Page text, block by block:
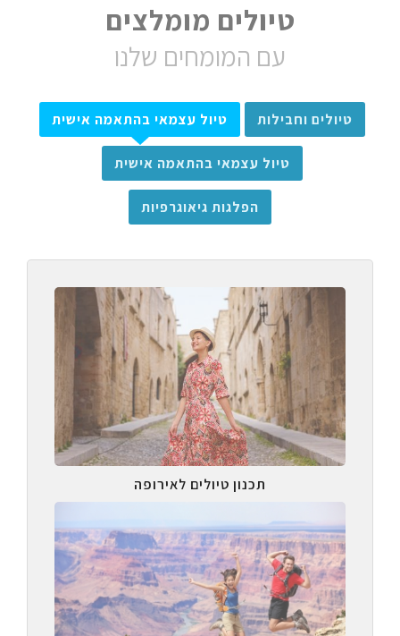
טיולים מומלצים
עם המומחים שלנו
טיולים וחבילות טיול עצמאי בהתאמה אישית
טיול עצמאי בהתאמה אישית
הפלגות גיאוגרפיות
תכנון טיולים לאירופה